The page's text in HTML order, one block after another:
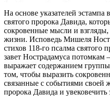
На основе указателей
святого пророка Давида,
сокровенные мысли и
жизни. Исповедь Мишеля
стихов 118-го псалма святого
завет Нострадамуса потомкам
выражает содержанием
том, чтобы выразить
связанные с событиями своей
пророка Давида и